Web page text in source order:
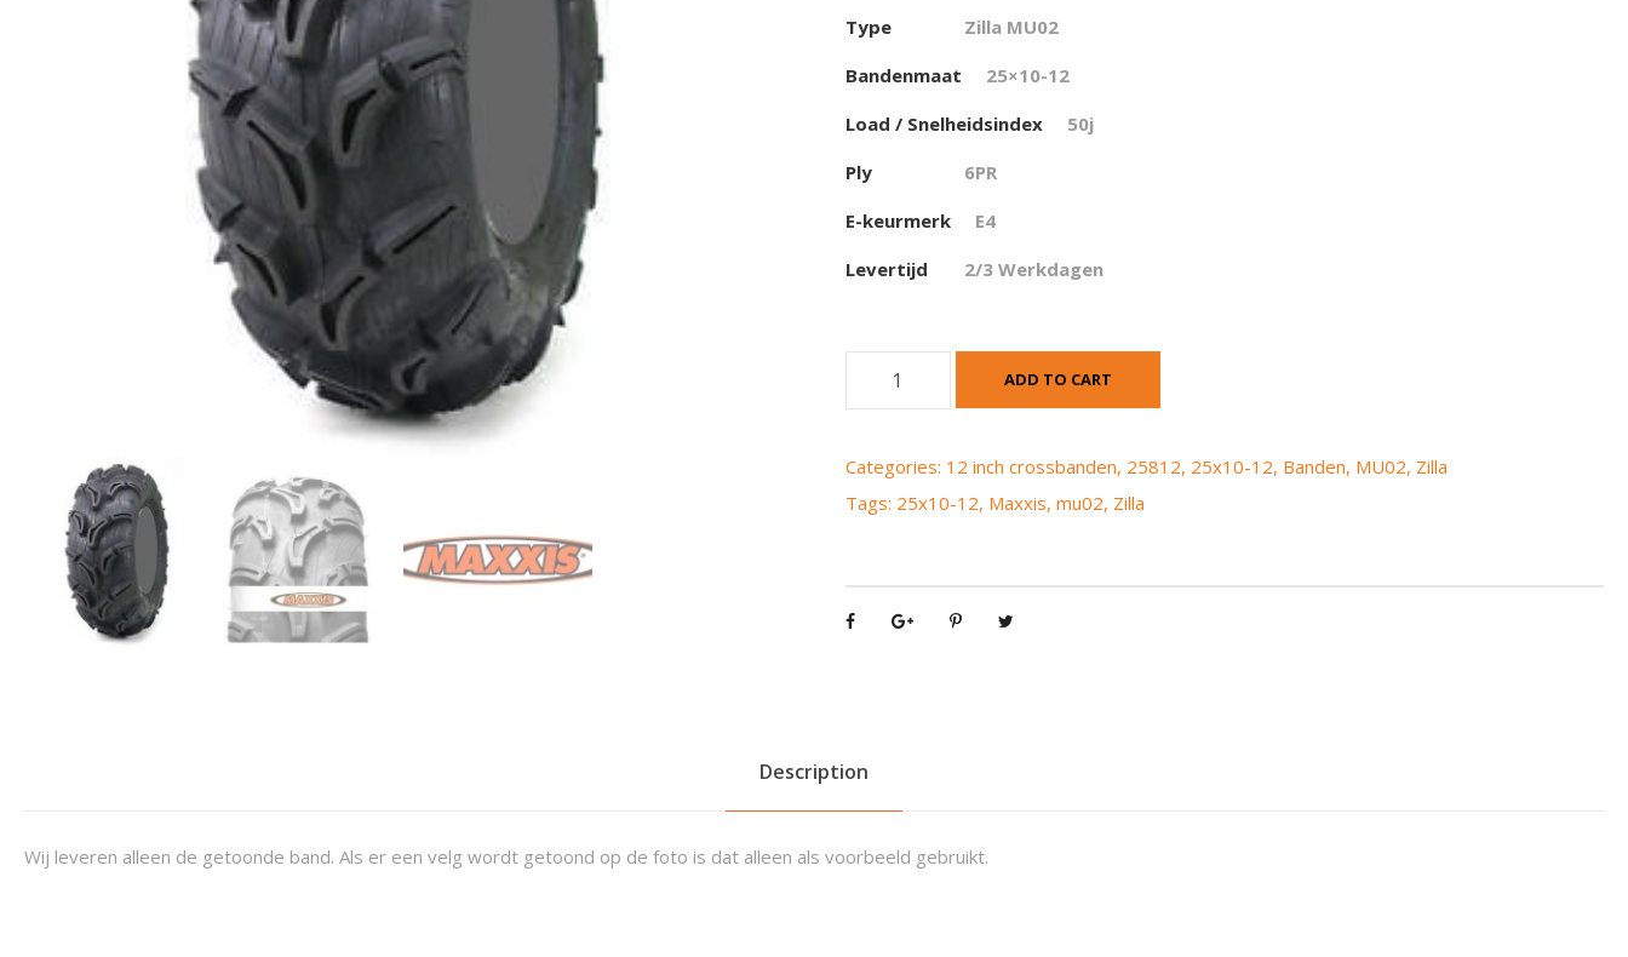
Type
Zilla MU02
Bandenmaat
25×10-12
Load / Snelheidsindex
50j
Ply
6PR
E-keurmerk
E4
Levertijd
2/3 Werkdagen
x
s
-
a
2
ADD TO CART
Categories: 12 inch crossbanden, 25812, 25x10-12, Banden, MU02, Zilla
Tags: 25x10-12, Maxxis,mu02, Zilla
Description
Wij leveren alleen de getoonde band. Als er een velg wordt getoond op de foto is dat alleen als voorbeeld gebruikt.